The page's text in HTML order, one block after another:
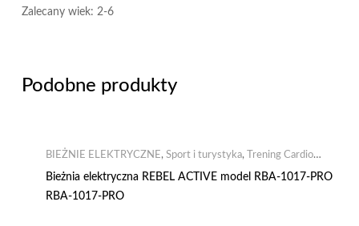
Zalecany wiek: 2-6
Podobne produkty
BIEŻNIE ELEKTRYCZNE, Sport i turystyka,
Trening Cardio
Fitness
Bieżnia elektryczna REBEL ACTIVE model RBA-1017-PRO
RBA-1017-PRO